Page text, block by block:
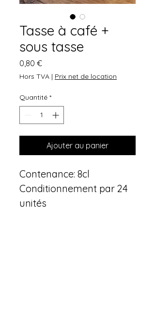
Tasse à café +
sous tasse
0,80 €Prix
Hors TVA | Prix net de location
Quantité *
Ajouter au panier
Contenance: 8cl
Conditionnement par 24
unités